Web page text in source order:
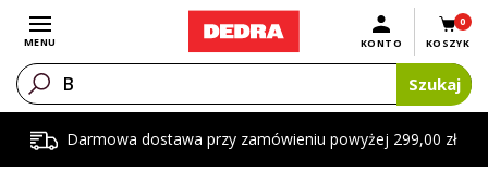
Darmowa dostawa przy zamówieniu powyżej 299,00 zł
Otwórz menu
MENU
0
KOSZYK
KONTO
Szukaj